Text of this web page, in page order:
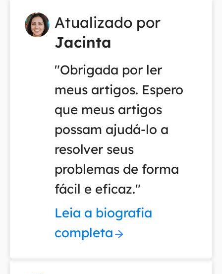
Atualizado por
Jacinta
"Obrigada por ler
meus artigos. Espero
que meus artigos
possam ajudá-lo a
resolver seus
problemas de forma
fácil e eficaz."
Leia a biografia
completa